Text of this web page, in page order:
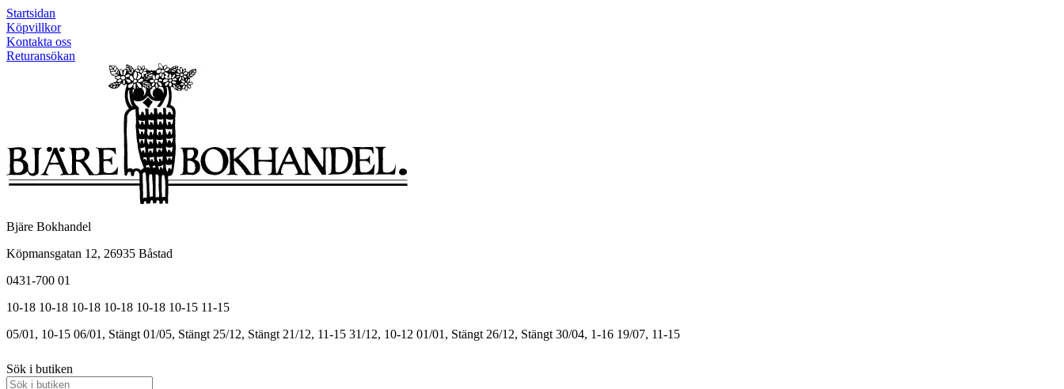
Startsidan
Köpvillkor
Kontakta oss
Returansökan
Bjäre Bokhandel
Köpmansgatan 12, 26935 Båstad
0431-700 01
10-18 10-18 10-18 10-18 10-18 10-15 11-15
05/01, 10-15 06/01, Stängt 01/05, Stängt 25/12, Stängt 21/12, 11-15 31/12, 10-12 01/01, Stängt 26/12, Stängt 30/04, 1-16 19/07, 11-15
Sök i butiken